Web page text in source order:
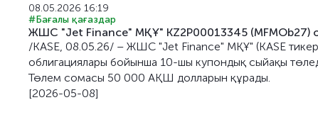
08.05.2026 16:19
#Бағалы қағаздар
ЖШС "Jet Finance" МҚҰ" KZ2P00013345 (MFMOb27)
/KASE, 08.05.26/ – ЖШС "Jet Finance" МҚҰ" (KASE
облигациялары бойынша 10-шы купондық сыйақы
Төлем сомасы 50 000 АҚШ долларын құрады.
[2026-05-08]